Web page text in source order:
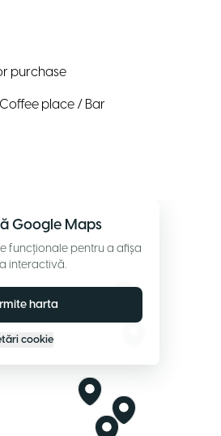
purchase
place / Bar
Google Maps
funcționale pentru a afișa
interactivă.
harta
cookie